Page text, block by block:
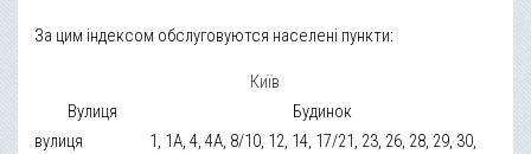
За цим індексом обслуговуются населені пункти:
Київ
Вулиця
Будинок
вулиця
1, 1А, 4, 4А, 8/10, 12, 14, 17/21, 23, 26, 28, 29, 30,